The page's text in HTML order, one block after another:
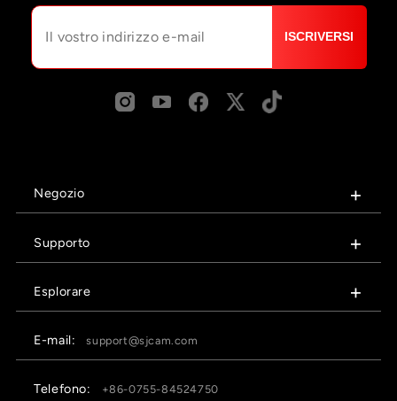
ISCRIVERSI
Negozio
Supporto
Esplorare
E-mail: support@sjcam.com
Telefono: +86-0755-84524750